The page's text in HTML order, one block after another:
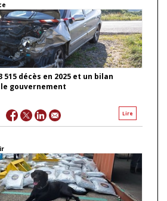
décès en 2025 et un bilan
gouvernement
Lire